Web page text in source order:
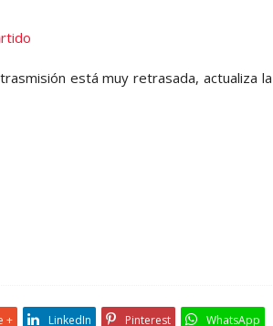
está muy retrasada, actualiza la
+ LinkedIn Pinterest WhatsApp